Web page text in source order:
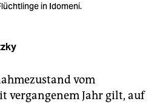
in Idomeni.
vom
vergangenem Jahr gilt, auf